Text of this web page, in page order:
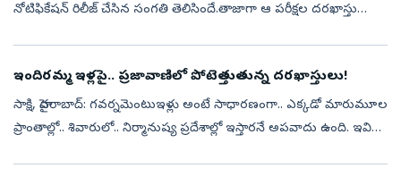
నోటిఫికేషన్ రిలీజ్ చేసిన సంగతి తెలిసిందే.తాజాగా ఆ పరీక్షల దరఖాస్తు
ఇందిరమ్మ ఇళ్లపై.. ప్రజావాణిలో పోటెత్తుతున్న దరఖాస్తులు!
సాక్షి, హైదరాబాద్‌: గవర్నమెంటుఇళ్లు అంటే సాధారణంగా.. ఎక్కడో మారుమూల
ప్రాంతాల్లో.. శివారులో.. నిర్మానుష్య ప్రదేశాల్లో ఇస్తారనే అపవాదు ఉంది. ఇవి